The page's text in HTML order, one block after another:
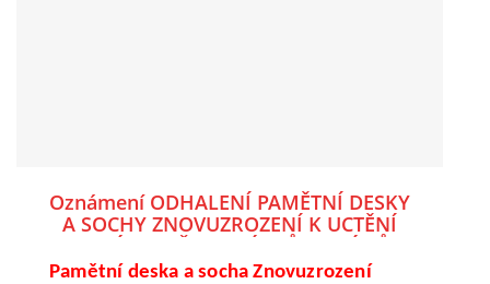
Oznámení ODHALENÍ PAMĚTNÍ DESKY
A SOCHY ZNOVUZROZENÍ K UCTĚNÍ
PAMÁTKY VŠECH DÁRCŮ ORGÁNŮ
Pamětní deska a socha Znovuzrození